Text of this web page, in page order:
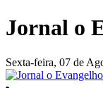
Jornal o
Sexta-feira, 07 de